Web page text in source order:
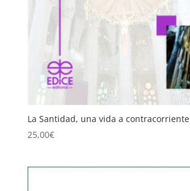
La Santidad, una vida a contracorriente
25,00€